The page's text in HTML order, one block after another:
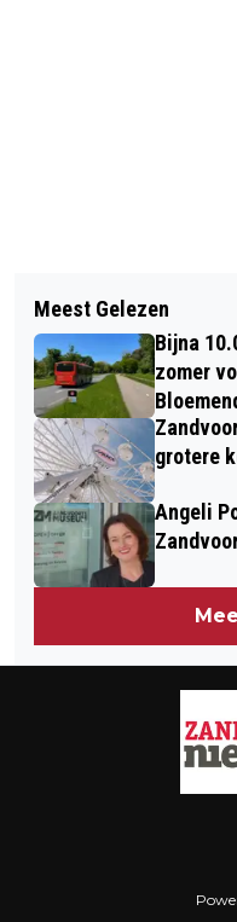
HERDENKEN IN
125.000
GROOTSTE
MIDDAG
Meest Gelezen
Bijna
zomer
grotere
Angeli